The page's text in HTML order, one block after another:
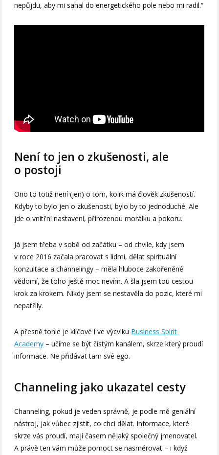
nepůjdu, aby mi sahal do energetického pole nebo mi radil.“
Není to jen o zkušenosti, ale
o postoji
Ono to totiž není (jen) o tom, kolik má člověk zkušeností.
Kdyby to bylo jen o zkušenosti, bylo by to jednoduché. Ale
jde o vnitřní nastavení, přirozenou morálku a pokoru.
Já jsem třeba v sobě od začátku – od chvíle, kdy jsem
v roce 2016 začala pracovat s lidmi, dělat spirituální
konzultace a channelingy – měla hluboce zakořeněné
vědomí, že toho ještě moc nevím. A šla jsem tou cestou
krok za krokem. Nikdy jsem se nestavěla do pozic, které mi
nepatřily.
A přesně tohle je klíčové i ve výcviku Business Spirit
Academy – učíme se být čistým kanálem, skrze který proudí
informace. Ne přidávat tam své ego.
Channeling jako ukazatel cesty
Channeling, pokud je veden správně, je podle mě geniální
nástroj, jak vůbec zjistit, co chci dělat. Informace, které
skrze vás proudí, mají časem nějaký společný jmenovatel.
A právě ten vám může pomoct se nasměrovat – i když